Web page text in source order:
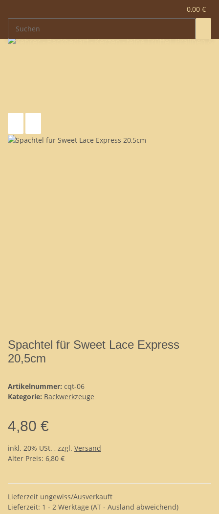
0,00 €
Spachtel für Sweet Lace Express
20,5cm
Artikelnummer: cqt-06
Kategorie: Backwerkzeuge
4,80 €
inkl. 20% USt. , zzgl. Versand
Alter Preis: 6,80 €
Lieferzeit ungewiss/Ausverkauft
Lieferzeit: 1 - 2 Werktage (AT - Ausland abweichend)